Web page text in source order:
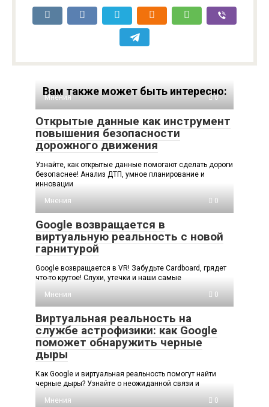
Вам также может быть интересно:
Мнения 0
Открытые данные как инструмент
повышения безопасности
дорожного движения
Узнайте, как открытые данные помогают сделать дороги
безопаснее! Анализ ДТП, умное планирование и
инновации
Мнения
0
Google возвращается в
виртуальную реальность с новой
гарнитурой
Google возвращается в VR! Забудьте Cardboard, грядет
что-то крутое! Слухи, утечки и наши самые
Мнения
0
Виртуальная реальность на
службе астрофизики: как Google
поможет обнаружить черные
дыры
Как Google и виртуальная реальность помогут найти
черные дыры? Узнайте о неожиданной связи и
Мнения
0